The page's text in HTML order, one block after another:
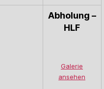
Abholung –
HLF
Galerie
ansehen